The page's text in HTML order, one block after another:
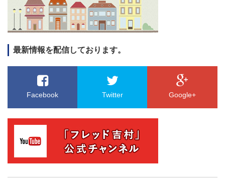
最新情報を配信しております。
Facebook Twitter Google+